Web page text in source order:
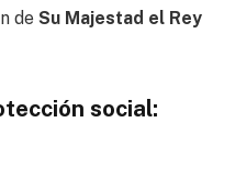
de Su Majestad el Rey
social: